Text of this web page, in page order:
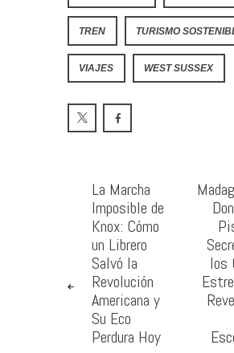
TREN TURISMO
VIAJES WEST SUSSEX
La Marcha
Imposible de
Knox: Cómo
un Librero
Salvó la
Revolución
Americana y
Su Eco
Perdura Hoy
los